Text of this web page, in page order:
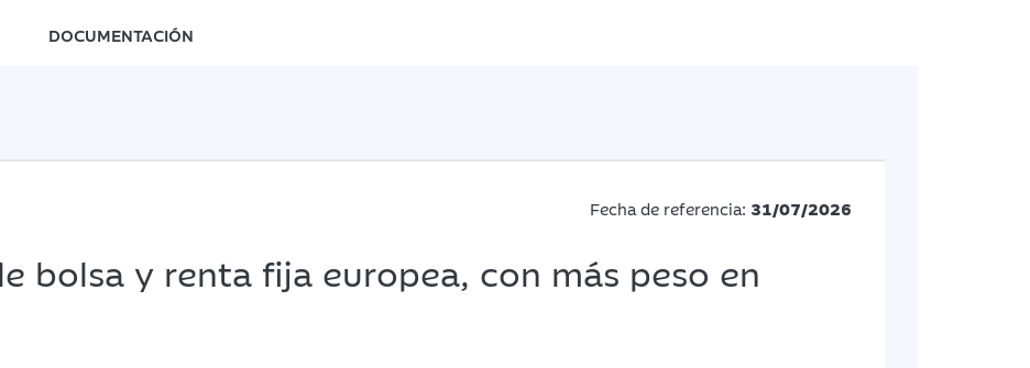
DOCUMENTACIÓN
Fecha de referencia: 31/07/2026
bolsa y renta fija europea, con más peso en